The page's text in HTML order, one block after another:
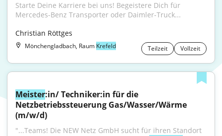
Starte Deine Karriere bei uns! Begeistere Dich für
Mercedes-Benz Transporter oder Daimler-Truck...
Christian Röttges
Mönchengladbach, Raum Krefeld Teilzeit Vollzeit
Meister:in/ Techniker:in für die
Netzbetriebssteuerung Gas/Wasser/Wärme
(m/w/d)
"...Teams! Die NEW Netz GmbH sucht für ihren Standort